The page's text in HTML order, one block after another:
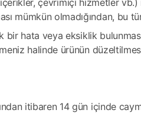
çevrimiçi hizmetler
mümkün olmadığından, bu
bir hata veya eksiklik
halinde ürünün
itibaren 14 gün içinde